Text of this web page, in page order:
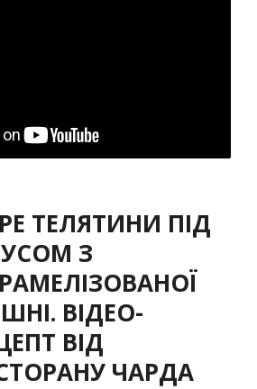
ТЕЛЯТИНИ ПІД
З
ВІДЕО-
ВІД
ЧАРДА